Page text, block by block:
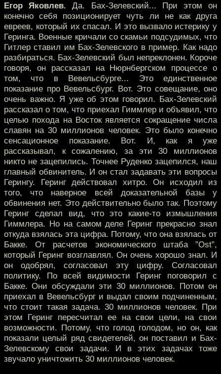
Егор Яковлев. Да. Бах-Зелевский... При этом он
конечно себя позиционирует чуть ли не как друга
евреев, который их спасал. И это вызвало истерику у
Геринга. Военные кричали со скамьи подсудимых, что
Гитлер ставил им Бах-Зелевского в пример. Как надо
разбираться. Бах-Зелевский был непреклонен. Короче
говоря, он рассказал на Нюрнбергском процессе о
том, что в Вевельсбурге... Это единственное
показание про Вевельсбург. Вот. Это совещание, оно
очень важно. Я уже об этом говорил. Бах-Зелевский
рассказал о том, что приехал Гиммлер и объявил, что
целью похода на Восток является сокращение числа
славян на 30 миллионов человек. Это было конечно
сенсационное показание. Вот. И, как я уже
рассказывал, к сожалению, за эти 30 миллионов
никто не зацепились. Точнее Руденко зацепился, наш
главный обвинитель. И он стал задавать эти вопросы
Герингу. Геринг действовал хитро. Он исходил из
того, что наверное всей доказательной базы у
обвинения нет. Это действительно было так. Поэтому
Геринг сделал вид, что это какие-то измышления
Гиммлера. Но на самом деле Геринг прекрасно знал
откуда взялась эта цифра. Потому, что она взялась от
Бакке. От расчетов экономического штаба ”Ost”,
который Геринг возглавлял. Он очень хорошо знал. И
он одобрял, согласовал эту цифру. Согласовал
политику. По всей видимости Геринг поговорил с
Бакке. Они обсуждали эти 30 миллионов. Потом он
приехал в Вевельсбург и выдал своим подчиненным,
что стоит такая задача. 30 миллионов человек. При
этом Геринг пересчитал ее на свои цели, на свои
возможности. Потому, что голод голодом, но он, как
показали целый ряд свидетелей, он поставил и Бах-
Зелевскому свои задачи. И в этих задачах тоже
звучало уничтожить 30 миллионов человек.